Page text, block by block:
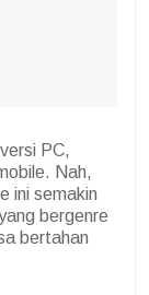
PC,
Nah,
ini semakin
bergenre
bertahan